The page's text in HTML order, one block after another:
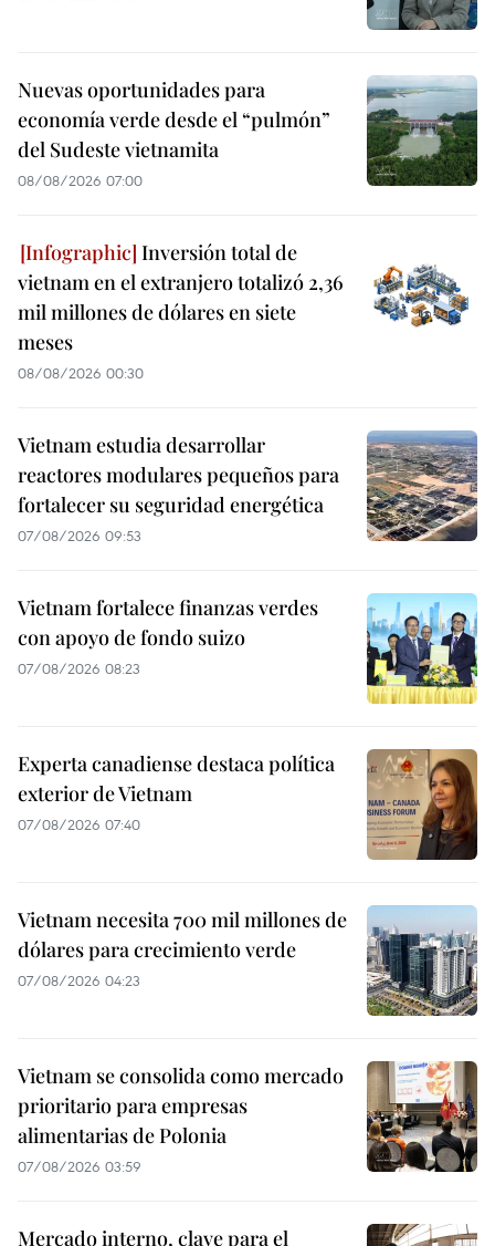
Nuevas oportunidades para
economía verde desde el “pulmón”
del Sudeste vietnamita
08/08/2026 07:00
Inversión total de
vietnam en el extranjero totalizó 2,36
mil millones de dólares en siete
meses
08/08/2026 00:30
Vietnam estudia desarrollar
reactores modulares pequeños para
fortalecer su seguridad energética
07/08/2026 09:53
Vietnam fortalece finanzas verdes
con apoyo de fondo suizo
07/08/2026 08:23
Experta canadiense destaca política
exterior de Vietnam
07/08/2026 07:40
Vietnam necesita 700 mil millones de
dólares para crecimiento verde
07/08/2026 04:23
Vietnam se consolida como mercado
prioritario para empresas
alimentarias de Polonia
07/08/2026 03:59
Mercado interno, clave para el